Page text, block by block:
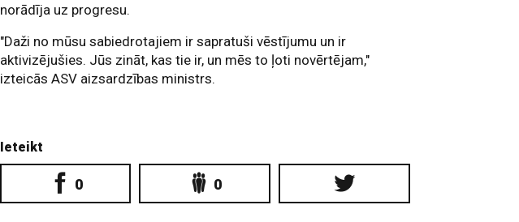
norādīja uz progresu.
"Daži no mūsu sabiedrotajiem ir sapratuši vēstījumu un ir
aktivizējušies. Jūs zināt, kas tie ir, un mēs to ļoti novērtējam,"
izteicās ASV aizsardzības ministrs.
Ieteikt
0 0